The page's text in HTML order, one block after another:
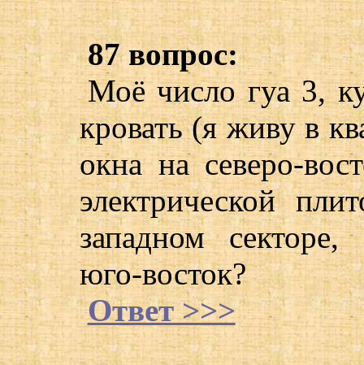
87 вопрос:
Моё число гуа 3,
кровать (я живу в
окна на северо-
электрической
западном
юго-восток?
Ответ >>>